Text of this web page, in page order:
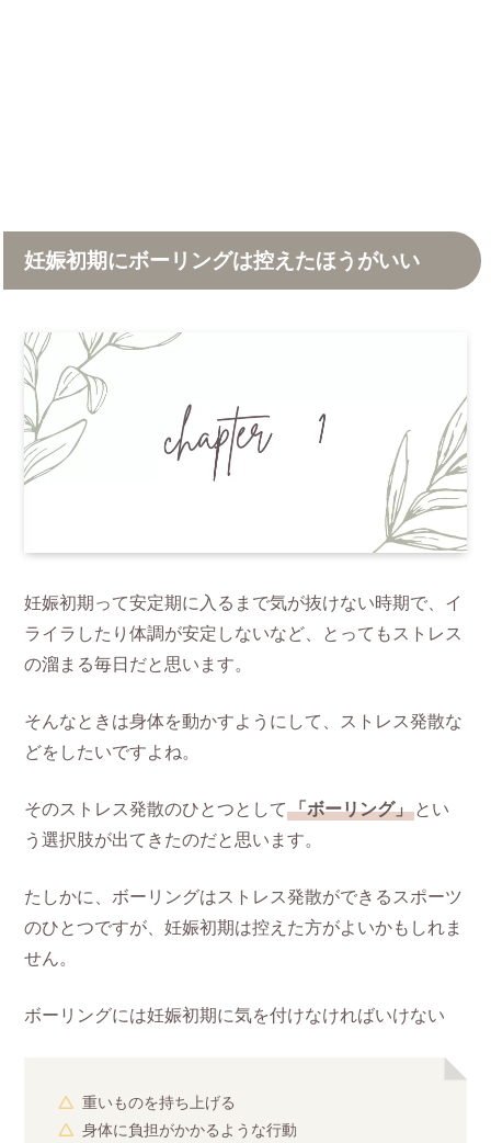
妊娠初期にボーリングは控えたほうがいい
妊娠初期って安定期に入るまで気が抜けない時期で、イ
ライラしたり体調が安定しないなど、とってもストレス
の溜まる毎日だと思います。
そんなときは身体を動かすようにして、ストレス発散な
どをしたいですよね。
そのストレス発散のひとつとして「ボーリング」 とい
う選択肢が出てきたのだと思います。
たしかに、ボーリングはストレス発散ができるスポーツ
のひとつですが、妊娠初期は控えた方がよいかもしれま
せん。
ボーリングには妊娠初期に気を付けなければいけない
重いものを持ち上げる
身体に負担がかかるような行動